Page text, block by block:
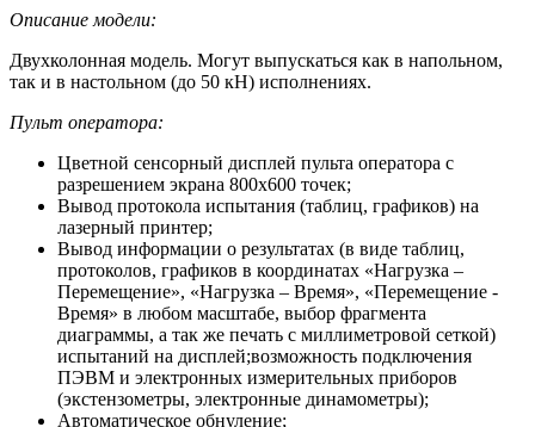
Описание модели:
Двухколонная модель. Могут выпускаться как в напольном,
так и в настольном (до 50 кН) исполнениях.
Пульт оператора:
Цветной сенсорный дисплей пульта оператора с
разрешением экрана 800х600 точек;
Вывод протокола испытания (таблиц, графиков) на
лазерный принтер;
Вывод информации о результатах (в виде таблиц,
протоколов, графиков в координатах «Нагрузка –
Перемещение», «Нагрузка – Время», «Перемещение -
Время» в любом масштабе, выбор фрагмента
диаграммы, а так же печать с миллиметровой сеткой)
испытаний на дисплей;возможность подключения
ПЭВМ и электронных измерительных приборов
(экстензометры, электронные динамометры);
Автоматическое обнуление;